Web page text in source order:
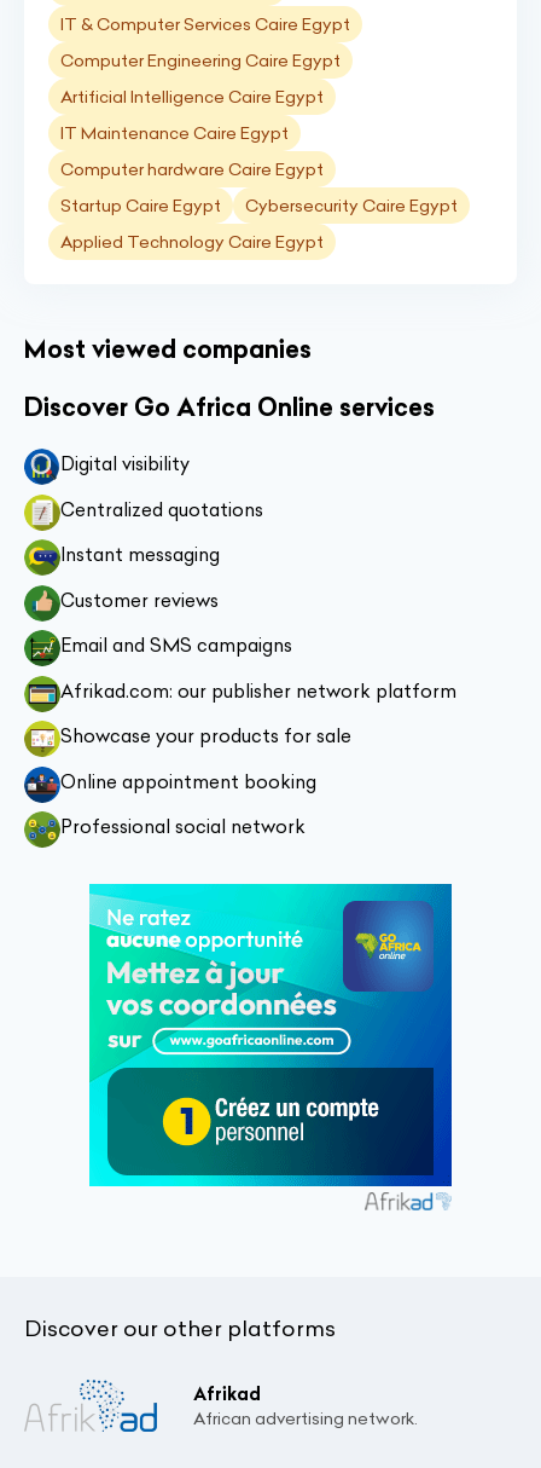
IT & Computer Services Caire Egypt
Computer Engineering Caire Egypt
Artificial Intelligence Caire Egypt
IT Maintenance Caire Egypt
Computer hardware Caire Egypt
Startup Caire Egypt
Cybersecurity Caire Egypt
Applied Technology Caire Egypt
Most viewed companies
Discover Go Africa Online services
Digital visibility
Centralized quotations
Instant messaging
Customer reviews
Email and SMS campaigns
Afrikad.com: our publisher network platform
Showcase your products for sale
Online appointment booking
Professional social network
Discover our other platforms
Afrikad
African advertising network.